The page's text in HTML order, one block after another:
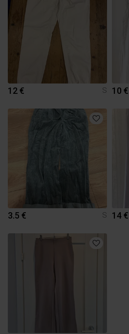
12 € S 10 €
3.5 € S 14 €